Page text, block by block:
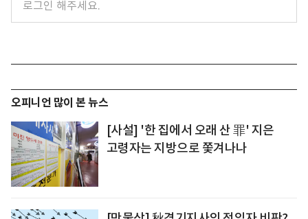
오피니언 많이 본 뉴스
[사설] '한 집에서 오래 산 罪' 지은
고령자는 지방으로 쫓겨나나